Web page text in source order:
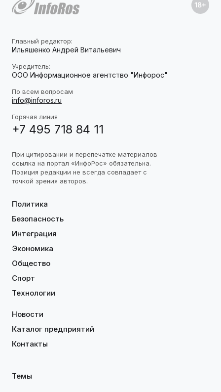
Главный редактор:
Ильяшенко Андрей Витальевич
Учредитель:
ООО Информационное агентство "Инфорос"
По всем вопросам
info@inforos.ru
Горячая линия
+7 495 718 84 11
При цитировании и перепечатке материалов
ссылка на портал «ИнфоРос» обязательна.
Позиция редакции не всегда совпадает с
точкой зрения авторов.
Политика
Безопасность
Интеграция
Экономика
Общество
Спорт
Технологии
Новости
Каталог предприятий
Контакты
Темы